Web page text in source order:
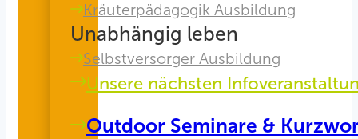
Kräuterpädagogik Ausbildung
Unabhängig leben
Selbstversorger Ausbildung
Unsere nächsten
Outdoor Seminare &